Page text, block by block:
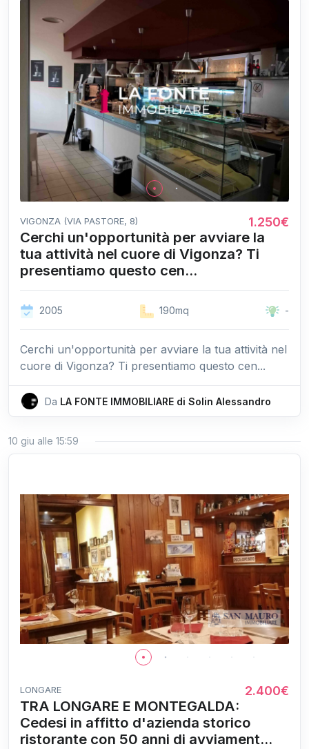
VIGONZA (VIA PASTORE, 8) 1.250€
Cerchi un'opportunità per avviare la
tua attività nel cuore di Vigonza? Ti
presentiamo questo cen...
2005 190mq -
Cerchi un'opportunità per avviare la tua attività nel
cuore di Vigonza? Ti presentiamo questo cen...
Da LA FONTE IMMOBILIARE di Solin Alessandro
10 giu alle 15:59
LONGARE 2.400€
TRA LONGARE E MONTEGALDA:
Cedesi in affitto d'azienda storico
ristorante con 50 anni di avviament...